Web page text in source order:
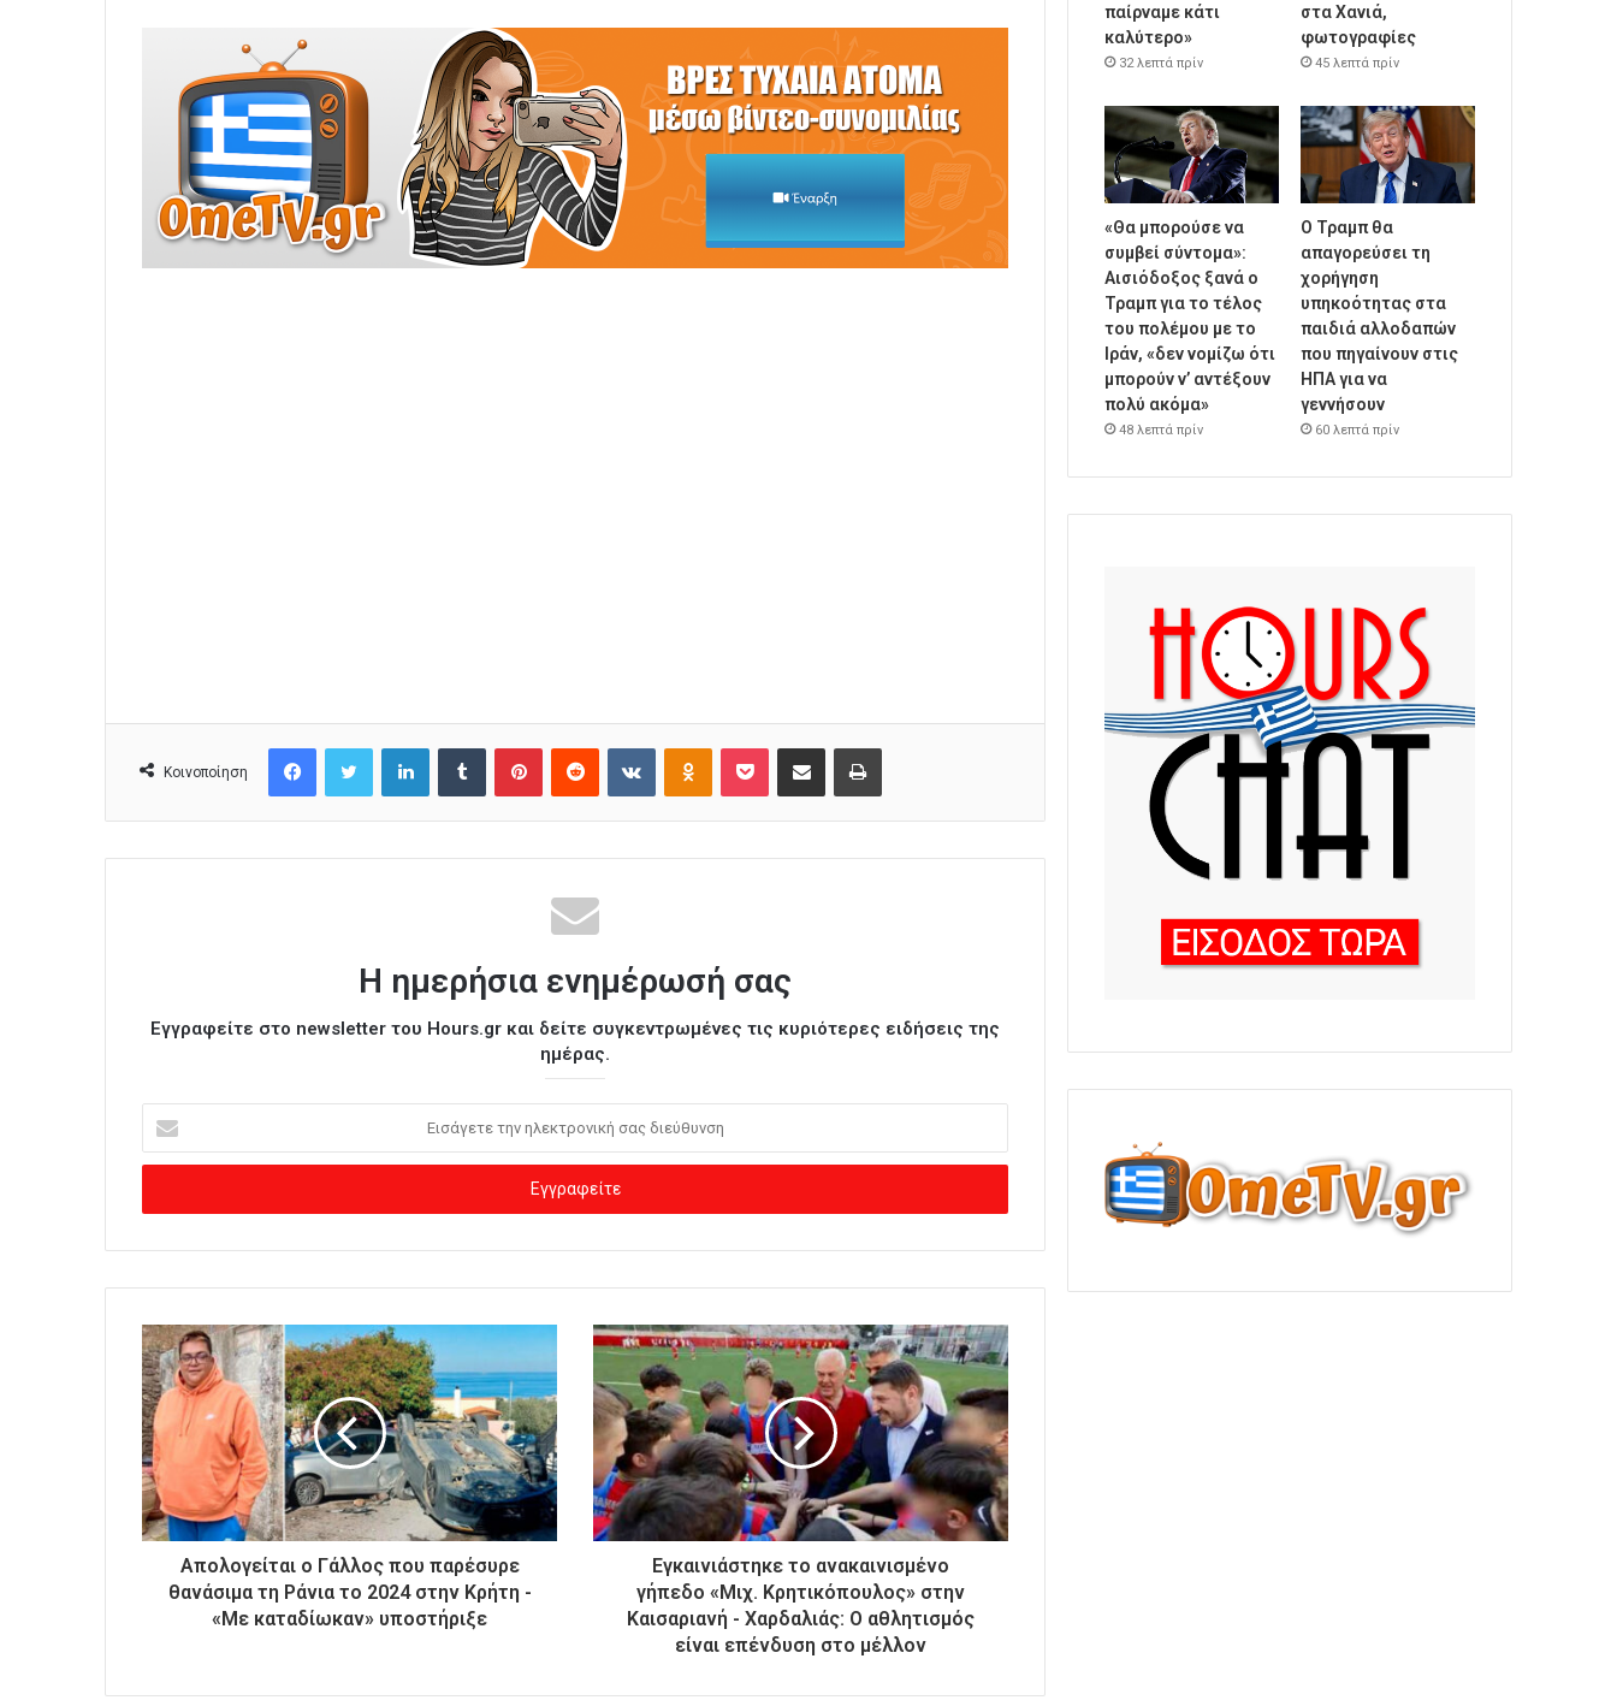
Κοινοποίηση
Η ημερήσια ενημέρωσή σας
Εγγραφείτε στο newsletter του Hours.gr και δείτε συγκεντρωμένες τις κυριότερες ειδήσεις της
ημέρας.
σ
γ
ε
η
ν
η
λ
ε
κ
τ
ρ
ο
α
Απολογείται ο Γάλλος που παρέσυρε
θανάσιμα τη Ράνια το 2024 στην Κρήτη -
«Με καταδίωκαν» υποστήριξε
Εγκαινιάστηκε το ανακαινισμένο
γήπεδο «Μιχ. Κρητικόπουλος» στην
Καισαριανή - Χαρδαλιάς: Ο αθλητισμός
είναι επένδυση στο μέλλον
παίρναμε κάτι
καλύτερο»
32 λεπτά πρίν
στα Χανιά,
φωτογραφίες
45 λεπτά πρίν
«Θα μπορούσε να
συμβεί σύντομα»:
Αισιόδοξος ξανά ο
Τραμπ για το τέλος
του πολέμου με το
Ιράν, «δεν νομίζω ότι
μπορούν ν’ αντέξουν
πολύ ακόμα»
48 λεπτά πρίν
Ο Τραμπ θα
απαγορεύσει τη
χορήγηση
υπηκοότητας στα
παιδιά αλλοδαπών
που πηγαίνουν στις
ΗΠΑ για να
γεννήσουν
60 λεπτά πρίν